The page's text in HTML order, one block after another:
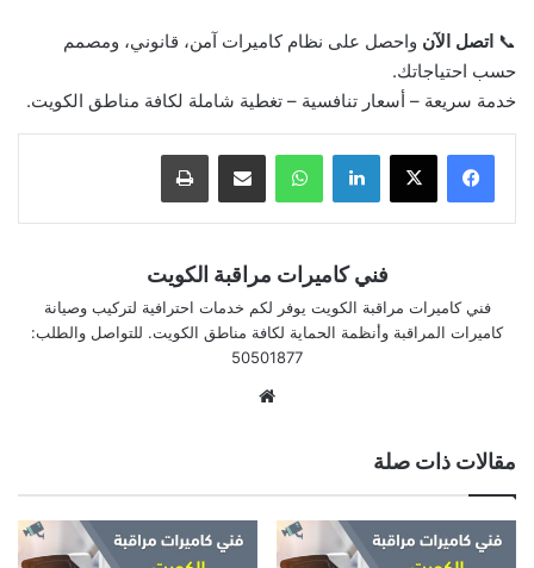
📞 اتصل الآن واحصل على نظام كاميرات آمن، قانوني، ومصمم
حسب احتياجاتك.
خدمة سريعة – أسعار تنافسية – تغطية شاملة لكافة مناطق الكويت.
لينكدإن واتساب مشاركة بالبريد الإلكترونيطباعة
فني كاميرات مراقبة الكويت
فني كاميرات مراقبة الكويت يوفر لكم خدمات احترافية لتركيب وصيانة
كاميرات المراقبة وأنظمة الحماية لكافة مناطق الكويت. للتواصل والطلب:
50501877
مقالات ذات صلة